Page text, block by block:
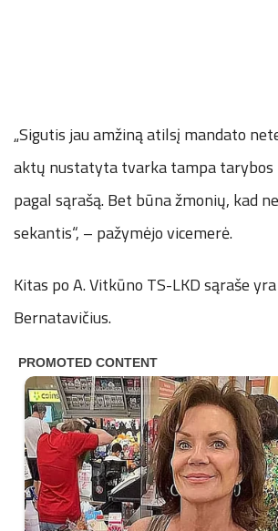
„Sigutis jau amžiną atilsį mandato
aktų nustatyta tvarka tampa tarybos
pagal sąrašą. Bet būna žmonių, kad
sekantis“, – pažymėjo vicemerė.
Kitas po A. Vitkūno TS-LKD sąraše
Bernatavičius.